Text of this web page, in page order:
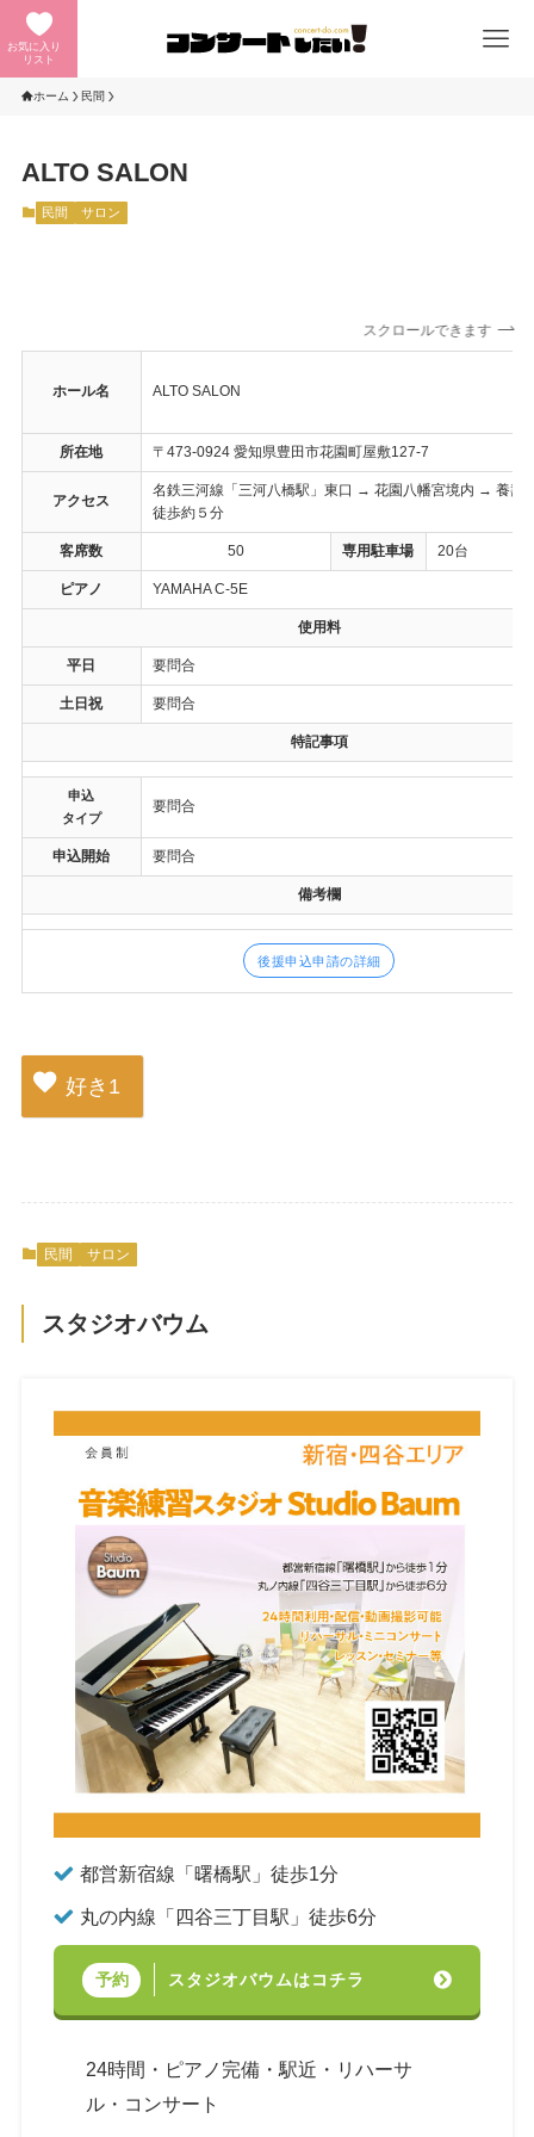
お気に入り
リスト
ホーム 民間
ALTO SALON
民間 サロン
スクロールできます
ホール名 ALTO SALON
所在地 〒473-0924 愛知県豊田市花園町屋敷127-7
アクセス
名鉄三河線「三河八橋駅」東口 → 花園八幡宮境内 → 養壽
徒歩約５分
客席数 50 専用駐車場 20台
ピアノ YAMAHA C-5E
使用料
平日 要問合
土日祝 要問合
特記事項
申込
タイプ
要問合
申込開始 要問合
備考欄
後援申込申請の詳細
好き 1
民間 サロン
スタジオバウム
都営新宿線「曙橋駅」徒歩1分
丸の内線「四谷三丁目駅」徒歩6分
予約 スタジオバウムはコチラ
24時間・ピアノ完備・駅近・リハーサ
ル・コンサート